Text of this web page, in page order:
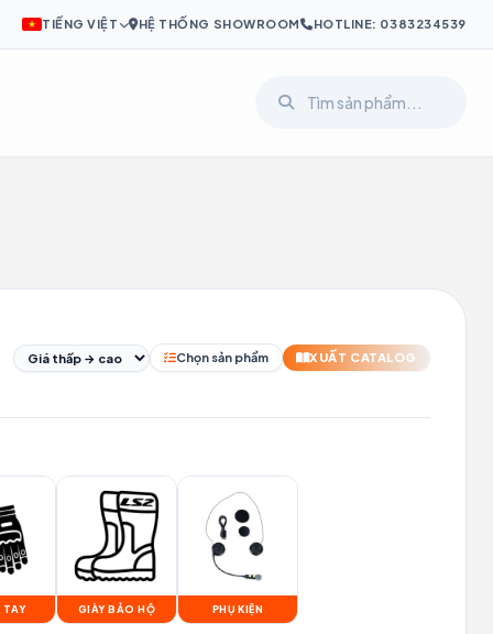
TIẾNG VIỆT HỆ THỐNG SHOWROOM HOTLINE: 0383234539
Chọn sản phẩm XUẤT CATALOG
TAY GIÀY BẢO HỘ PHỤ KIỆN